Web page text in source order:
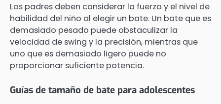
Los padres deben considerar la fuerza y el nivel de
habilidad del niño al elegir un bate. Un bate que es
demasiado pesado puede obstaculizar la
velocidad de swing y la precisión, mientras que
uno que es demasiado ligero puede no
proporcionar suficiente potencia.
Guías de tamaño de bate para adolescentes